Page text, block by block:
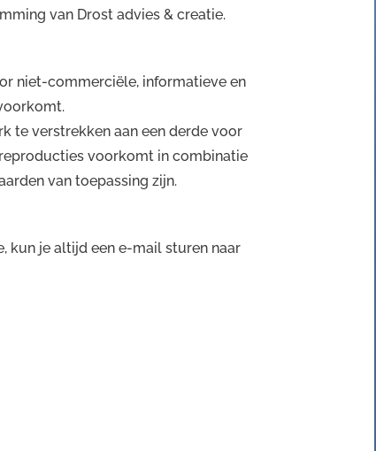
van Drost advies & creatie.
niet-commerciële, informatieve en
te verstrekken aan een derde voor
voorkomt in combinatie
van toepassing zijn.
kun je altijd een e-mail sturen naar